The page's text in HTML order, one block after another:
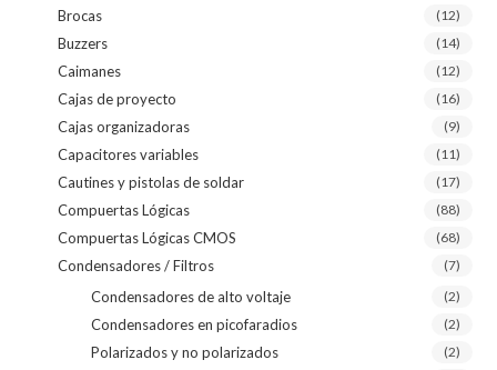
Brocas (12)
Buzzers (14)
Caimanes (12)
Cajas de proyecto (16)
Cajas organizadoras (9)
Capacitores variables (11)
Cautines y pistolas de soldar (17)
Compuertas Lógicas (88)
Compuertas Lógicas CMOS (68)
Condensadores / Filtros (7)
Condensadores de alto voltaje (2)
Condensadores en picofaradios (2)
Polarizados y no polarizados (2)